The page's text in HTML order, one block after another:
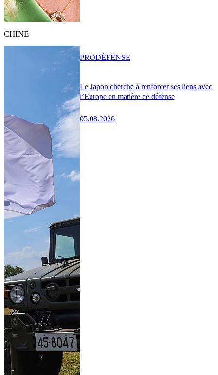
CHINE
Le Japon cherche à renforcer ses liens avec
l’Europe en matière de défense
05.08.2026
PRODÉFENSE